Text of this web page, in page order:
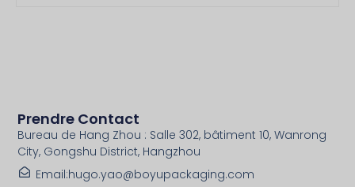
Prendre Contact
Bureau de Hang Zhou : Salle 302, bâtiment 10, Wanrong
City, Gongshu District, Hangzhou
Email:hugo.yao@boyupackaging.com